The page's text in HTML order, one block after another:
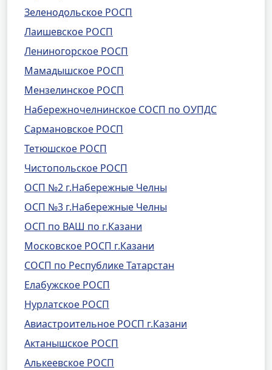
Зеленодольское РОСП
Лаишевское РОСП
Лениногорское РОСП
Мамадышское РОСП
Мензелинское РОСП
Набережночелнинское СОСП по ОУПДС
Сармановское РОСП
Тетюшское РОСП
Чистопольское РОСП
ОСП №2 г.Набережные Челны
ОСП №3 г.Набережные Челны
ОСП по ВАШ по г.Казани
Московское РОСП г.Казани
СОСП по Республике Татарстан
Елабужское РОСП
Нурлатское РОСП
Авиастроительное РОСП г.Казани
Актанышское РОСП
Алькеевское РОСП